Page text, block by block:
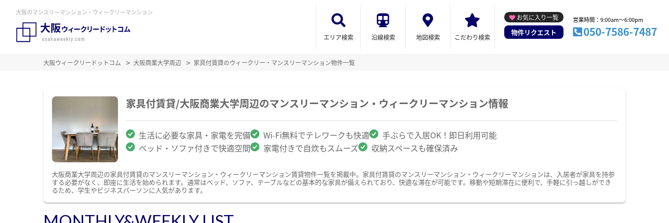
大阪のマンスリーマンション・ウィークリーマンション
エリア検索 沿線検索 地図検索 こだわり検索
お気に入り一覧
物件リクエスト
営業時間：9:00am～6:00pm
050-7586-7487
大阪ウィークリードットコム 大阪商業大学周辺 家具付賃貸のウィークリー・マンスリーマンション物件一覧
家具付賃貸/大阪商業大学周辺のマンスリーマンション・ウィークリーマンション情報
生活に必要な家具・家電を完備 Wi-Fi無料でテレワークも快適
手ぶらで入居OK！即日利用可能
ベッド・ソファ付きで快適空間
家電付きで自炊もスムーズ 収納スペースも確保済み
大阪商業大学周辺の家具付賃貸のマンスリーマンション・ウィークリーマンション賃貸物件一覧を掲載中。家具付賃貸のマンスリーマンション・ウィークリーマンションは、入居者が家具を持参
する必要がなく、即座に生活を始められます。通常はベッド、ソファ、テーブルなどの基本的な家具が備えられており、快適な滞在が可能です。移動や短期滞在に便利で、手軽に引っ越しができ
るため、学生やビジネスパーソンに人気があります。